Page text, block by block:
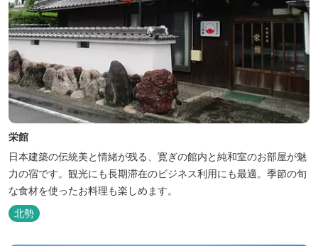
栄館
日本建築の伝統美と情緒が残る、寛ぎの館内と純和室のお部屋が魅
力の宿です。観光にも長期滞在のビジネス利用にも最適。季節の旬
な食材を使ったお料理も楽しめます。
北勢